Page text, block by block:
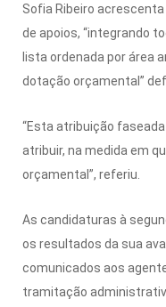
Sofia Ribeiro
de apoios, “integrando
lista ordenada por área
dotação orçamental”
“Esta atribuição
atribuir, na medida em
orçamental”, referiu.
As candidaturas à
os resultados da sua
comunicados aos
tramitação